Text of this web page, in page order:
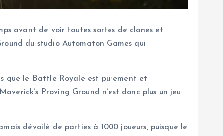
avant de voir toutes sortes de clones et
du studio Automaton Games qui
que le Battle Royale est purement et
Proving Ground n’est donc plus un jeu
dévoilé de parties à 1000 joueurs, puisque le